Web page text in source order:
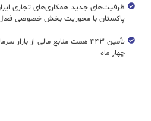
ظرفیت‌های جدید همکاری‌های تجاری
پاکستان با محوریت بخش خصوصی
تأمین ۴۴۳ همت منابع مالی از بازار
چهار ماه